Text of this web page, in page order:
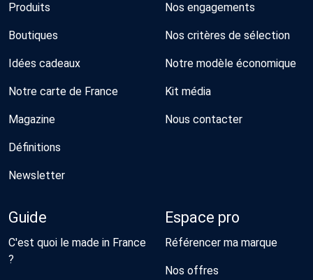
Produits
Boutiques
Idées cadeaux
Notre carte de France
Magazine
Définitions
Newsletter
Nos engagements
Nos critères de sélection
Notre modèle économique
Kit média
Nous contacter
Guide
C'est quoi le made in France
?
Espace pro
Référencer ma marque
Nos offres